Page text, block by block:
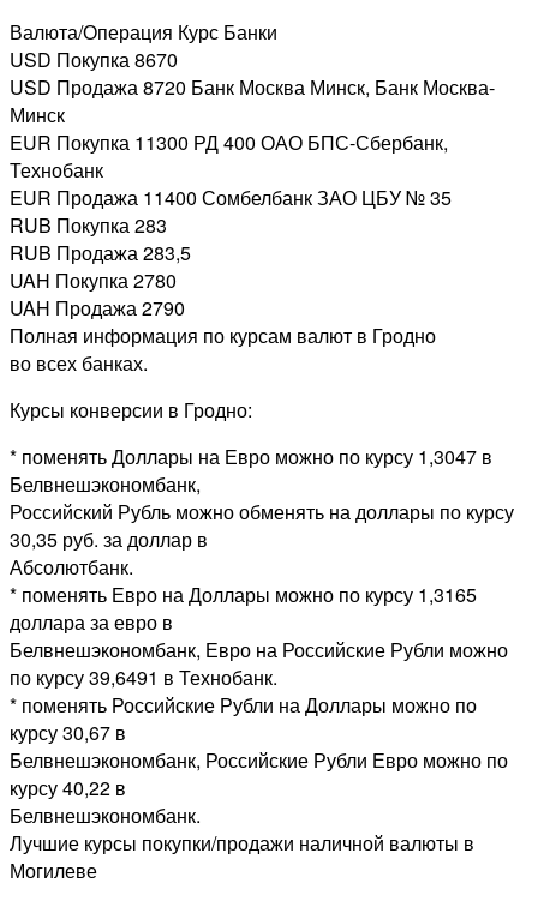
Валюта/Операция Курс Банки
USD Покупка 8670
USD Продажа 8720 Банк Москва Минск, Банк Москва-
Минск
EUR Покупка 11300 РД 400 ОАО БПС-Сбербанк,
Технобанк
EUR Продажа 11400 Сомбелбанк ЗАО ЦБУ № 35
RUB Покупка 283
RUB Продажа 283,5
UAH Покупка 2780
UAH Продажа 2790
Полная информация по курсам валют в Гродно
во всех банках.
Курсы конверсии в Гродно:
* поменять Доллары на Евро можно по курсу 1,3047 в
Белвнешэкономбанк,
Российский Рубль можно обменять на доллары по курсу
30,35 руб. за доллар в
Абсолютбанк.
* поменять Евро на Доллары можно по курсу 1,3165
доллара за евро в
Белвнешэкономбанк, Евро на Российские Рубли можно
по курсу 39,6491 в Технобанк.
* поменять Российские Рубли на Доллары можно по
курсу 30,67 в
Белвнешэкономбанк, Российские Рубли Евро можно по
курсу 40,22 в
Белвнешэкономбанк.
Лучшие курсы покупки/продажи наличной валюты в
Могилеве